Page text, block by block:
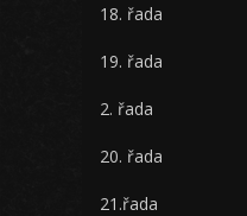
18. řada
19. řada
2. řada
20. řada
21.řada